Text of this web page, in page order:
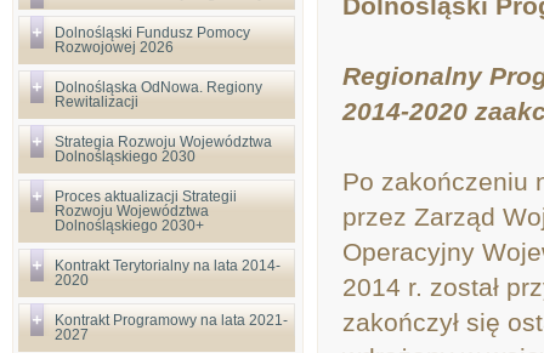
Dolnośląski Fundusz Pomocy
Rozwojowej 2026
Dolnośląska OdNowa. Regiony
Rewitalizacji
Strategia Rozwoju Województwa
Dolnośląskiego 2030
Proces aktualizacji Strategii
Rozwoju Województwa
Dolnośląskiego 2030+
Kontrakt Terytorialny na lata 2014-
2020
Kontrakt Programowy na lata 2021-
2027
Regionalny
2014-2020
Po zakończeniu
przez Zarząd
Operacyjny
2014 r. został
zakończył się